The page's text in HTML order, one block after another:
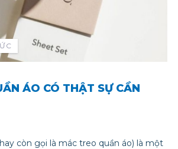
ÁO CÓ THẬT SỰ CẦN
còn gọi là mác treo quần áo) là một